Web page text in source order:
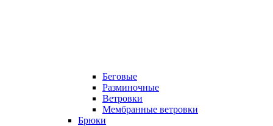
Беговые
Разминочные
Ветровки
Мембранные ветровки
Брюки